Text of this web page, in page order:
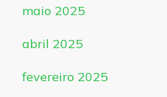
maio 2025
abril 2025
fevereiro 2025